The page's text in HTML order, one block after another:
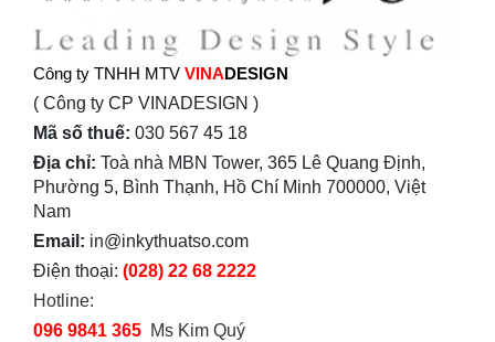
Công ty TNHH MTV VINADESIGN
( Công ty CP VINADESIGN )
Mã số thuế: 030 567 45 18
Địa chỉ: Toà nhà MBN Tower, 365 Lê Quang Định,
Phường 5, Bình Thạnh, Hồ Chí Minh 700000, Việt
Nam
Email: in@inkythuatso.com
Điện thoại: (028) 22 68 2222
Hotline:
096 9841 365 Ms Kim Quý